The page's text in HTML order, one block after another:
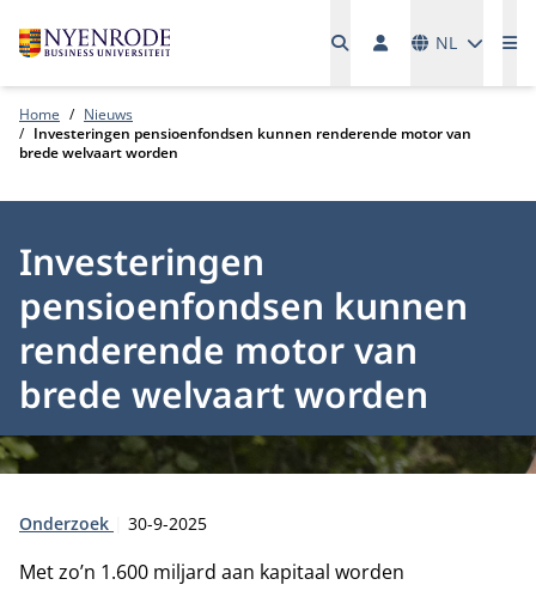
NL
Home
Nieuws
Investeringen pensioenfondsen kunnen renderende motor van
brede welvaart worden
Investeringen
pensioenfondsen kunnen
renderende motor van
brede welvaart worden
Type:
Onderzoek Publicatiedatum:
30-9-2025
Met zo’n 1.600 miljard aan kapitaal worden